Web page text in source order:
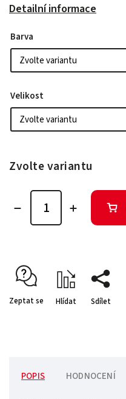
Detailní informace
Barva
Velikost
Zvolte variantu
Zeptat se Hlídat Sdílet
POPIS HODNOCENÍ